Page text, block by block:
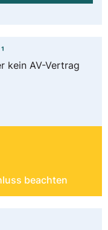
kein AV-Vertrag
beachten